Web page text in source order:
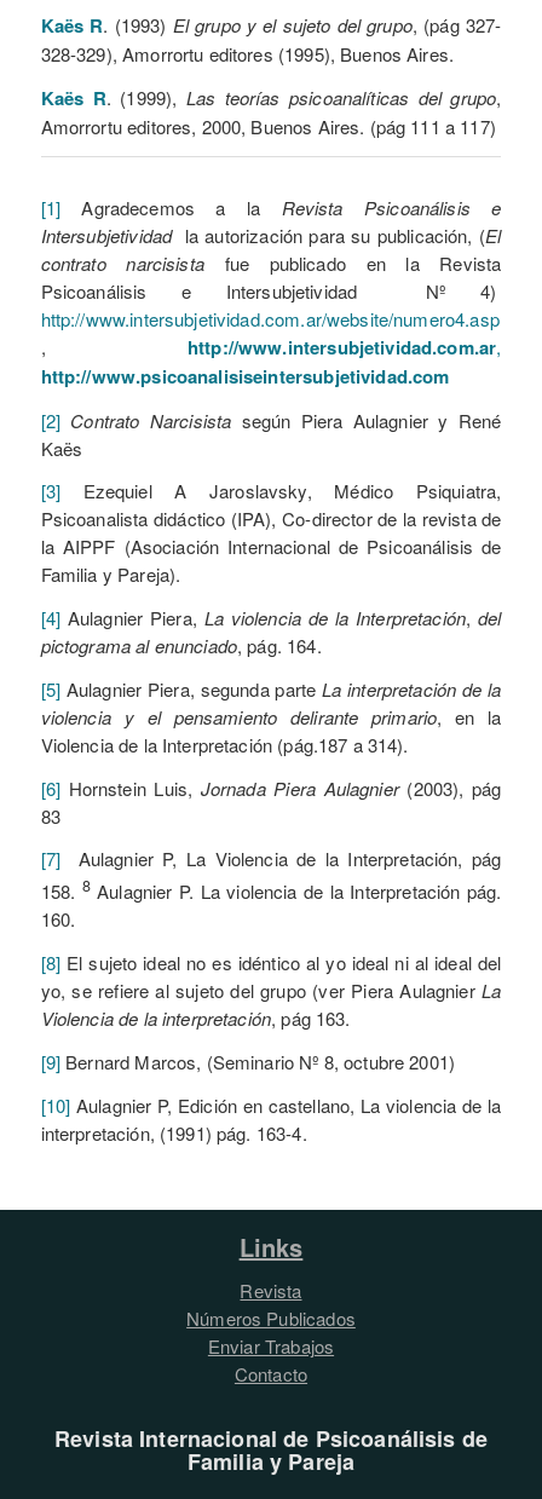
Kaës R. (1993) El grupo y el sujeto del grupo, (pág 327-
328-329), Amorrortu editores (1995), Buenos Aires.
Kaës R. (1999), Las teorías psicoanalíticas del grupo,
Amorrortu editores, 2000, Buenos Aires. (pág 111 a 117)
[1] Agradecemos a la Revista Psicoanálisis e
Intersubjetividadla autorización para su publicación, (El
contrato narcisistafue publicado en la Revista
Psicoanálisis e Intersubjetividad Nº 4)
http://www.intersubjetividad.com.ar/website/numero4.asp
, http://www.intersubjetividad.com.ar,
http://www.psicoanalisiseintersubjetividad.com
[2] Contrato Narcisista según Piera Aulagnier y René
Kaës
[3] Ezequiel A Jaroslavsky, Médico Psiquiatra,
Psicoanalista didáctico (IPA), Co-director de la revista de
la AIPPF (Asociación Internacional de Psicoanálisis de
Familia y Pareja).
[4] Aulagnier Piera, La violencia de la Interpretación, del
pictograma al enunciado, pág. 164.
[5] Aulagnier Piera, segunda parteLa interpretación de la
violencia y el pensamiento delirante primario, en la
Violencia de la Interpretación (pág.187 a 314).
[6] Hornstein Luis, Jornada Piera Aulagnier(2003), pág
83
[7] Aulagnier P, La Violencia de la Interpretación, pág
158. 8Aulagnier P. La violencia de la Interpretación pág.
160.
[8] El sujeto ideal no es idéntico al yo ideal ni al ideal del
yo, se refiere al sujeto del grupo (ver Piera AulagnierLa
Violencia de la interpretación, pág 163.
[9] Bernard Marcos, (Seminario Nº 8, octubre 2001)
[10] Aulagnier P, Edición en castellano, La violencia de la
interpretación, (1991) pág. 163-4.
Links
Revista
Números Publicados
Enviar Trabajos
Contacto
Revista Internacional de Psicoanálisis de
Familia y Pareja